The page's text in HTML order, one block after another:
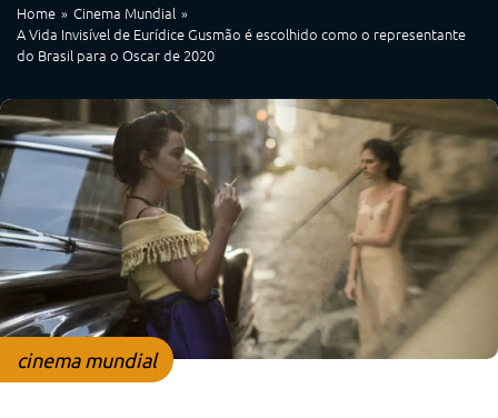
Home
Cinema Mundial
A Vida Invisível de Eurídice Gusmão é escolhido como o representante
do Brasil para o Oscar de 2020
cinema mundial